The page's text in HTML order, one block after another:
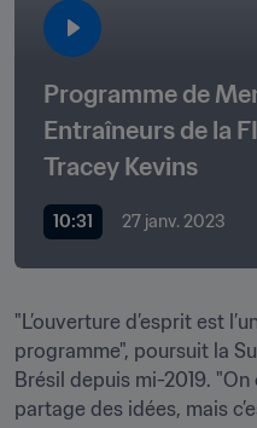
Programme de
Entraîneurs de la
Tracey Kevins
10:31 27 janv. 2023
"L’ouverture d’esprit est
programme", poursuit la
Brésil depuis mi-2019.
partage des idées, mais